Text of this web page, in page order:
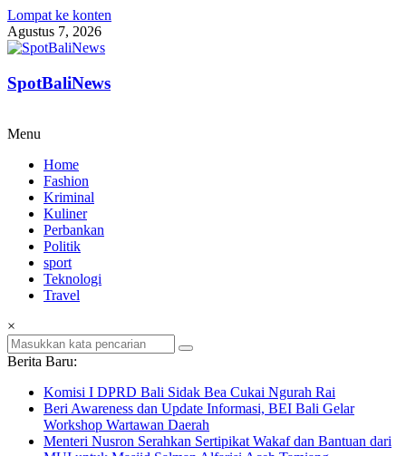
Lompat ke konten
Agustus 7, 2026
SpotBaliNews
Menu
Home
Fashion
Kriminal
Kuliner
Perbankan
Politik
sport
Teknologi
Travel
×
Berita Baru:
Komisi I DPRD Bali Sidak Bea Cukai Ngurah Rai
Beri Awareness dan Update Informasi, BEI Bali Gelar
Workshop Wartawan Daerah
Menteri Nusron Serahkan Sertipikat Wakaf dan Bantuan dari